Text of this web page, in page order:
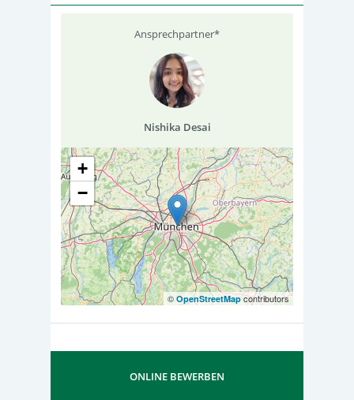
Ansprechpartner*
Nishika Desai
+
−
© OpenStreetMapcontributors
ONLINE BEWERBEN